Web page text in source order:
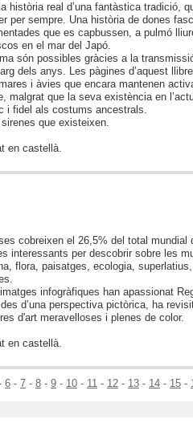
història real d’una fantàstica tradició,
per sempre. Una història de dones
que es capbussen, a pulmó
en el mar del Japó.
són possibles gràcies a la
dels anys. Les pàgines d’aquest
i àvies que encara mantenen
malgrat que la seva existència en
i fidel als costums ancestrals.
que existeixen.
en castellà.
cobreixen el 26,5% del total
interessants per descobrir sobre les
flora, paisatges, ecologia,
infogràfiques han apassionat
d’una perspectiva pictòrica, ha
d'art meravelloses i plenes de color.
en castellà.
6 - 7 - 8 - 9 - 10 - 11 - 12 - 13 - 14 - 15 -